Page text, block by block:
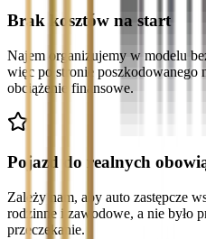
Brak kosztów na start
Najem organizujemy w modelu
więc po stronie poszkodowanego
obciążenie finansowe.
Pojazd do realnych
Zależy nam, aby auto zastępcze
rodzinne i zawodowe, a nie było
przeczekanie.